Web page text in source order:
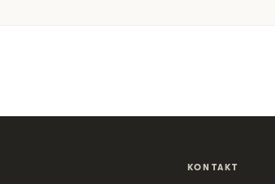
KONTAKT